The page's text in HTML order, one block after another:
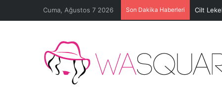
Cuma, Ağustos 7 2026 Son Dakika Haberleri Cilt